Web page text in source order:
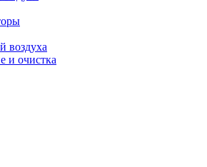
воздуха
и очистка